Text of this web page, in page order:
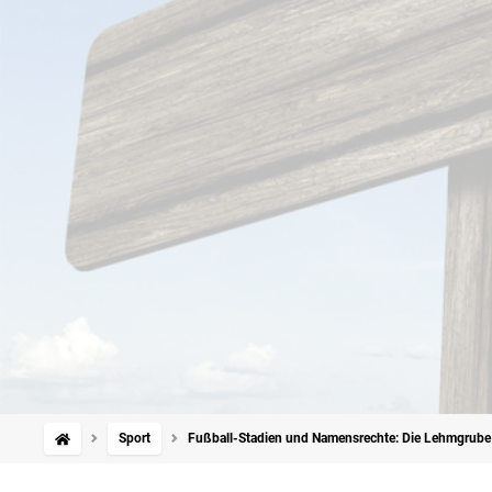
Sport Fußball-Stadien und Namensrechte: Die